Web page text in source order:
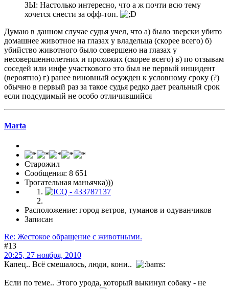
ЗЫ: Настолько интересно, что а ж почти всю тему
хочется снести за офф-топ.
Думаю в данном случае судья учел, что а) было зверски убито
домашнее животное на глазах у владельца (скорее всего) б)
убийство животного было совершено на глазах у
несовершеннолетних и прохожих (скорее всего) в) по отзывам
соседей или инфе участкового это был не первый инцидент
(вероятно) г) ранее виновный осужден к условному сроку (?)
обычно в первый раз за такое судья редко дает реальный срок
если подсудимый не особо отличившийся
Marta
Старожил
Сообщения: 8 651
Трогательная маньячка)))
Расположение: город ветров, туманов и одуванчиков
Записан
Re: Жестокое обращение с животными.
#13
20:25, 27 ноября, 2010
Капец.. Всё смешалось, люди, кони..
Если по теме.. Этого урода, который выкинул собаку - не